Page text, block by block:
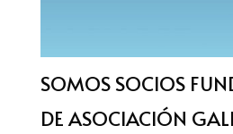
SOMOS SOCIOS
DE ASOCIACIÓN